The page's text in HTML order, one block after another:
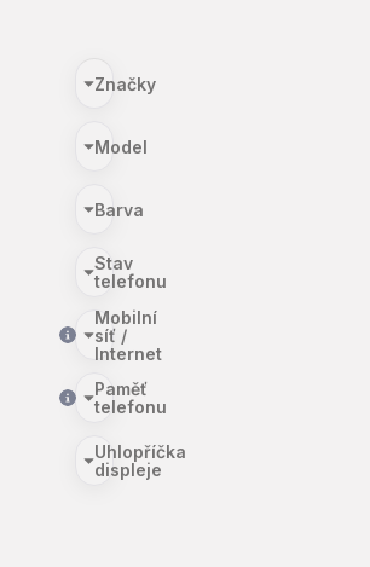
Značky
Model
Barva
Stav
telefonu
Mobilní
síť /
Internet
Paměť
telefonu
Uhlopříčka
displeje